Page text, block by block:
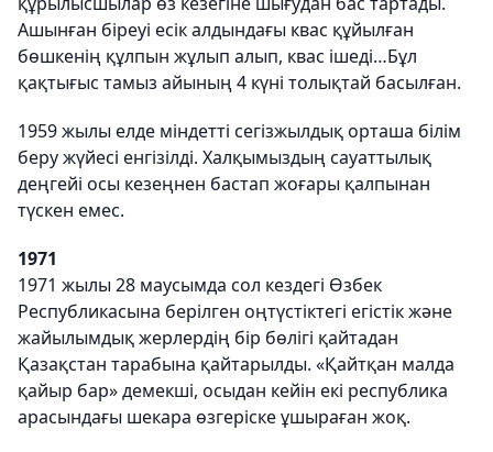
Ашынған біреуі есік алдындағы квас құйылған
бөшкенің құлпын жұлып алып, квас ішеді…Бұл
қақтығыс тамыз айының 4 күні толықтай басылған.
1959 жылы елде міндетті сегізжылдық орташа білім
беру жүйесі енгізілді. Халқымыздың сауаттылық
деңгейі осы кезеңнен бастап жоғары қалпынан
түскен емес.
1971
1971 жылы 28 маусымда сол кездегі Өзбек
Республикасына берілген оңтүстіктегі егістік және
жайылымдық жерлердің бір бөлігі қайтадан
Қазақстан тарабына қайтарылды. «Қайтқан малда
қайыр бар» демекші, осыдан кейін екі республика
арасындағы шекара өзгеріске ұшыраған жоқ.